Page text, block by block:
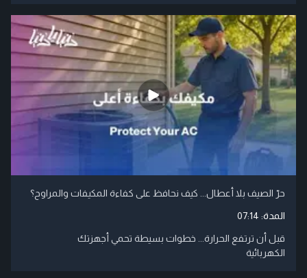
حرّ الصيف بلا أعطال... كيف نحافظ على كفاءة المكيفات والمراوح؟
المدة: 07:14
قبل أن ترتفع الحرارة... خطوات بسيطة تحمي أجهزتك
الكهربائية